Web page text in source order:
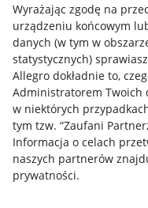
Wyrażając zgodę na
urządzeniu końcowym
danych (w tym w
statystycznych)
Allegro dokładnie to,
Administratorem Twoich
w niektórych
tym tzw. “Zaufani
Informacja o celach
naszych partnerów
prywatności.
Przydatne informacje
Jak to działa
Napisz do nas
Allegro Gadane dla
Allegro Gadane dla
Mapa miejscowości